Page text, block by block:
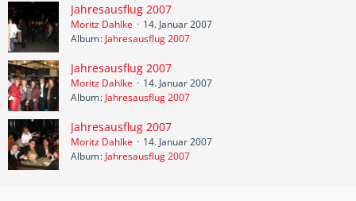
Jahresausflug 2007
Moritz Dahlke
14. Januar 2007
Album Jahresausflug 2007
Jahresausflug 2007
Moritz Dahlke
14. Januar 2007
Album Jahresausflug 2007
Jahresausflug 2007
Moritz Dahlke
14. Januar 2007
Album Jahresausflug 2007